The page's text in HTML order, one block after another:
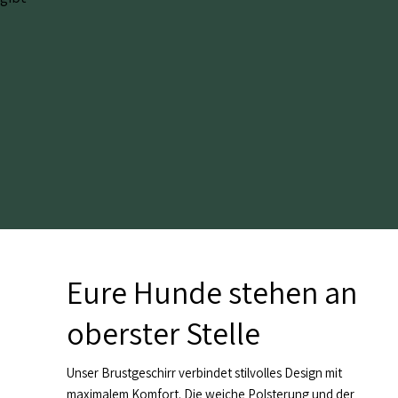
Eure Hunde stehen an
oberster Stelle
Unser Brustgeschirr verbindet stilvolles Design mit
maximalem Komfort. Die weiche Polsterung und der